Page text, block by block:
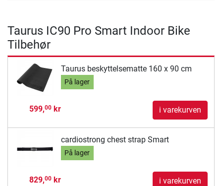
Taurus IC90 Pro Smart Indoor Bike
Tilbehør
Taurus beskyttelsematte 160 x 90 cm
På lager
599,00kr i varekurven
cardiostrong chest strap Smart
På lager
829,00kr i varekurven